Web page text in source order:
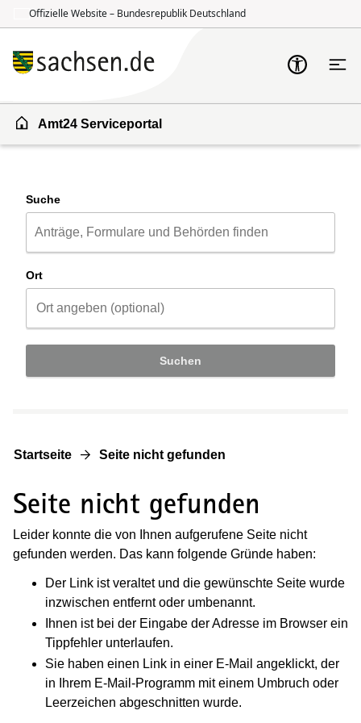
Offizielle Website – Bundesrepublik Deutschland
Amt24 Serviceportal
Suche
Ort
Suchen
Startseite Seite nicht gefunden
Seite nicht gefunden
Leider konnte die von Ihnen aufgerufene Seite nicht
gefunden werden. Das kann folgende Gründe haben:
Der Link ist veraltet und die gewünschte Seite wurde
inzwischen entfernt oder umbenannt.
Ihnen ist bei der Eingabe der Adresse im Browser ein
Tippfehler unterlaufen.
Sie haben einen Link in einer E-Mail angeklickt, der
in Ihrem E-Mail-Programm mit einem Umbruch oder
Leerzeichen abgeschnitten wurde.